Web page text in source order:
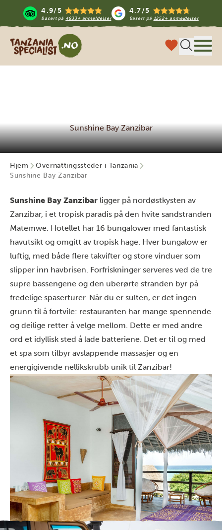
4.9/5
Basert på 4833+ anmeldelser
4.7/5
Basert på 1252+ anmeldelser
Tanzania Specialist
Sunshine Bay Zanzibar
Hjem
Overnattingssteder i Tanzania
Sunshine Bay Zanzibar
Sunshine Bay Zanzibar ligger på nordøstkysten av
Zanzibar, i et tropisk paradis på den hvite sandstranden
Matemwe. Hotellet har 16 bungalower med fantastisk
havutsikt og omgitt av tropisk hage. Hver bungalow er
luftig, med både flere takvifter og store vinduer som
slipper inn havbrisen. Forfriskninger serveres ved de tre
supre bassengene og den uberørte stranden byr på
fredelige spaserturer. Når du er sulten, er det ingen
grunn til å fortvile: restauranten har mange spennende
og deilige retter å velge mellom. Dette er med andre
ord et idyllisk sted å lade batteriene. Det er til og med
et spa som tilbyr avslappende massasjer og en
energigivende nellikskrubb unik til Zanzibar!